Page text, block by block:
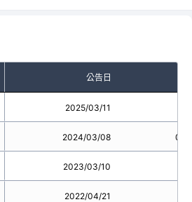
公告日
2025/03/11
2024/03/08
2023/03/10
2022/04/21